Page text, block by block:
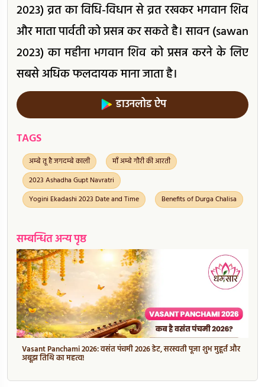
2023) व्रत का विधि-विधान से व्रत रखकर भगवान शिव
और माता पार्वती को प्रसन्न कर सकते है। सावन (sawan
2023) का महीना भगवान शिव को प्रसन्न करने के लिए
सबसे अधिक फलदायक माना जाता है।
डाउनलोड ऐप
TAGS
अम्बे तू है जगदम्बे काली
माँ अम्बे गौरी की आरती
2023 Ashadha Gupt Navratri
Yogini Ekadashi 2023 Date and Time
Benefits of Durga Chalisa
सम्बन्धित अन्य पृष्ठ
Vasant Panchami 2026: वसंत पंचमी 2026 डेट, सरस्वती पूजा शुभ मुहूर्त और
अबूझ तिथि का महत्व!